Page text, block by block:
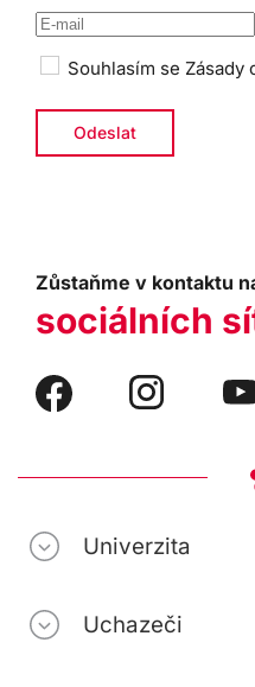
Souhlasím se Zásady
Zůstaňme v kontaktu
sociálních
Univerzita
Uchazeči